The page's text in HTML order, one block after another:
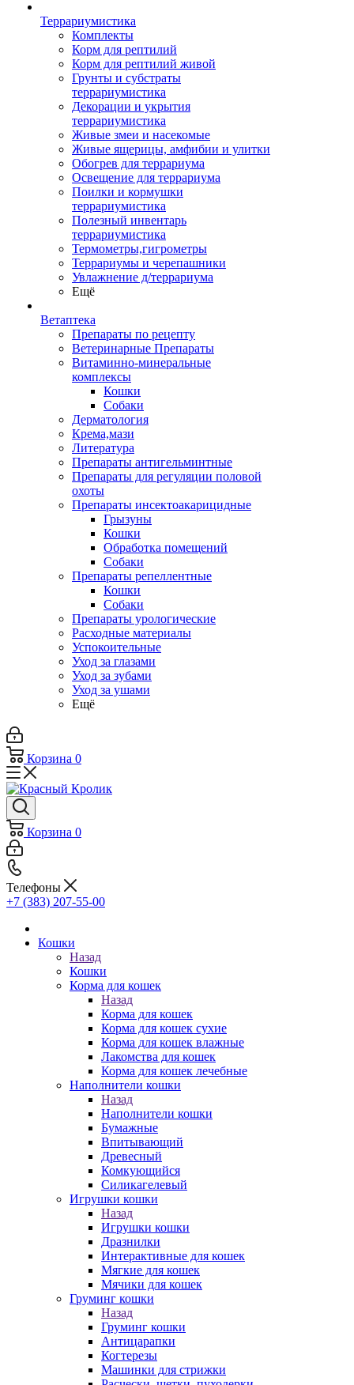
Террариумистика
Комплекты
Корм для рептилий
Корм для рептилий живой
Грунты и субстраты
террариумистика
Декорации и укрытия
террариумистика
Живые змеи и насекомые
Живые ящерицы, амфибии и улитки
Обогрев для террариума
Освещение для террариума
Поилки и кормушки
террариумистика
Полезный инвентарь
террариумистика
Термометры,гигрометры
Террариумы и черепашники
Увлажнение д/террариума
Ещё
Ветаптека
Препараты по рецепту
Ветеринарные Препараты
Витаминно-минеральные
комплексы
Кошки
Собаки
Дерматология
Крема,мази
Литература
Препараты антигельминтные
Препараты для регуляции половой
охоты
Препараты инсектоакарицидные
Грызуны
Кошки
Обработка помещений
Собаки
Препараты репеллентные
Кошки
Собаки
Препараты урологические
Расходные материалы
Успокоительные
Уход за глазами
Уход за зубами
Уход за ушами
Ещё
Корзина 0
Корзина 0
Телефоны
+7 (383) 207-55-00
Кошки
Назад
Кошки
Корма для кошек
Назад
Корма для кошек
Корма для кошек сухие
Корма для кошек влажные
Лакомства для кошек
Корма для кошек лечебные
Наполнители кошки
Назад
Наполнители кошки
Бумажные
Впитывающий
Древесный
Комкующийся
Силикагелевый
Игрушки кошки
Назад
Игрушки кошки
Дразнилки
Интерактивные для кошек
Мягкие для кошек
Мячики для кошек
Груминг кошки
Назад
Груминг кошки
Антицарапки
Когтерезы
Машинки для стрижки